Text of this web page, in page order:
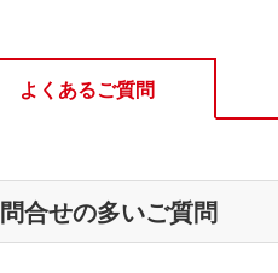
よくあるご質問
問合せの多いご質問